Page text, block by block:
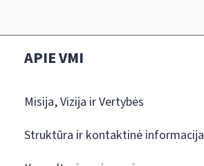
APIE VMI
Misija, Vizija ir Vertybės
Struktūra ir kontaktinė informacija